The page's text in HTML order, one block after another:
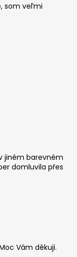
som veľmi
jiném barevném
domluvila přes
Vám děkuji.